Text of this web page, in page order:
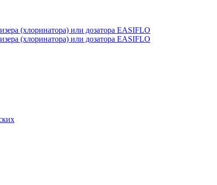
(хлоринатора) или дозатора EASIFLO
(хлоринатора) или дозатора EASIFLO